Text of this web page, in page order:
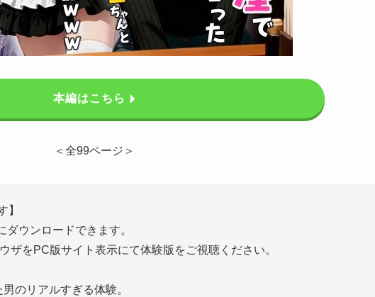
本編はこちら
＜全99ページ＞
】
ウンロードできます。
ザをPC版サイト表示にて体験版をご視聴ください。
のリアルすぎる体験。